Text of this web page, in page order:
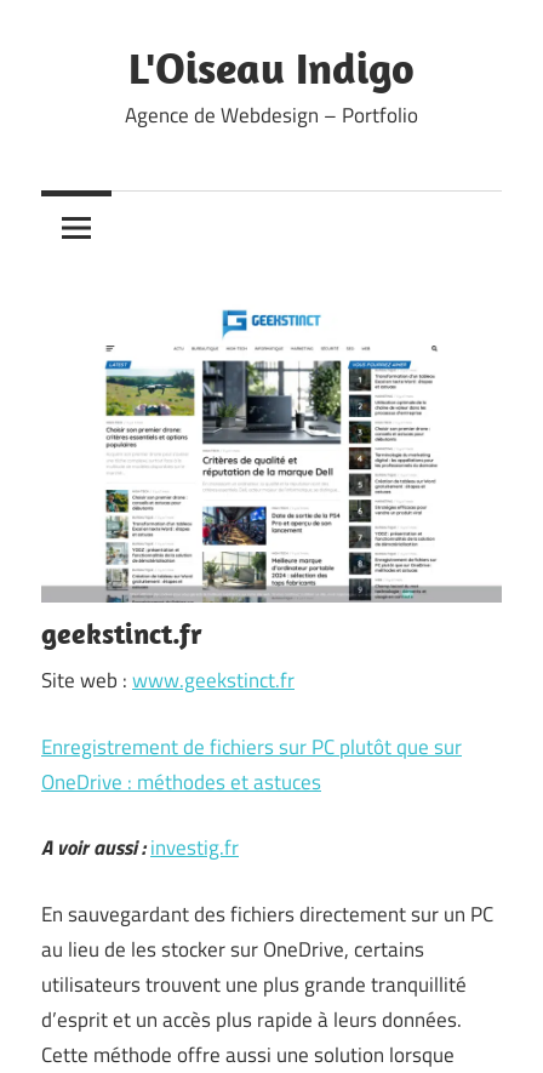
L'Oiseau Indigo
Agence de Webdesign – Portfolio
geekstinct.fr
Site web :www.geekstinct.fr
Enregistrement de fichiers sur PC plutôt que sur
OneDrive : méthodes et astuces
A voir aussi :investig.fr
En sauvegardant des fichiers directement sur un PC
au lieu de les stocker sur OneDrive, certains
utilisateurs trouvent une plus grande tranquillité
d’esprit et un accès plus rapide à leurs données.
Cette méthode offre aussi une solution lorsque